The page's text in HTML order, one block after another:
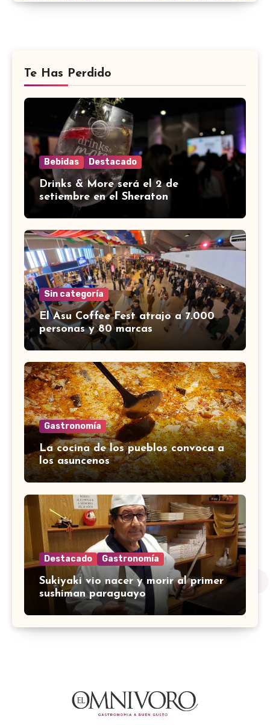
Te Has Perdido
Bebidas Destacado
Drinks & More será el 2 de
setiembre en el Sheraton
Sin categoría
El Asu Coffee Fest atrajo a 7.000
personas y 80 marcas
Gastronomía
La cocina de los pueblos convoca a
los asuncenos
Destacado Gastronomía
Sukiyaki vio nacer y morir al primer
sushiman paraguayo